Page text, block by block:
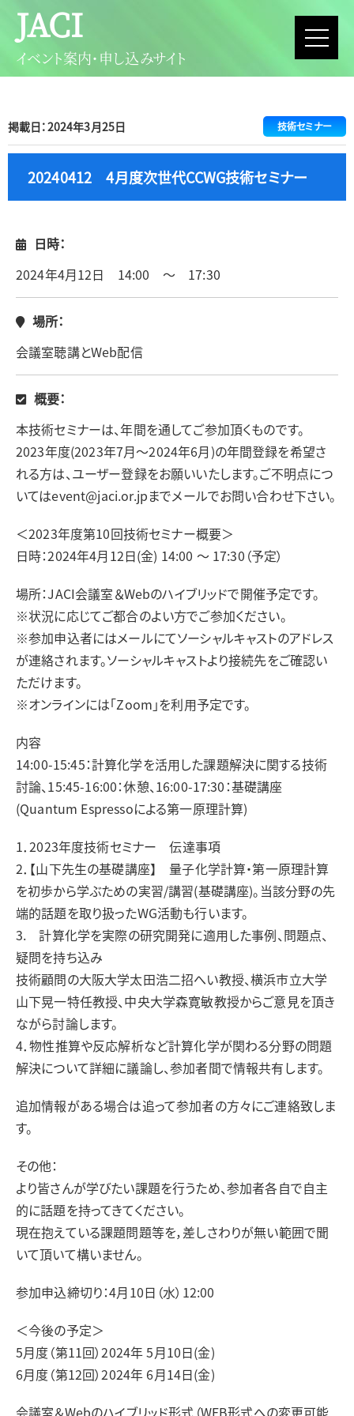
JACI
イベント案内・申し込みサイト
掲載日：2024年3月25日 技術セミナー
20240412 4月度次世代CCWG技術セミナー
日時：
2024年4月12日 14:00 ～ 17:30
場所：
会議室聴講とWeb配信
概要：
本技術セミナーは、年間を通してご参加頂くものです。
2023年度(2023年7月～2024年6月)の年間登録を希望さ
れる方は、ユーザー登録をお願いいたします。ご不明点につ
いてはevent@jaci.or.jpまでメールでお問い合わせ下さい。
＜2023年度第10回技術セミナー概要＞
日時：2024年4月12日(金) 14:00 ～ 17:30（予定）
場所：JACI会議室＆Webのハイブリッドで開催予定です。
※状況に応じてご都合のよい方でご参加ください。
※参加申込者にはメールにてソーシャルキャストのアドレス
が連絡されます。ソーシャルキャストより接続先をご確認い
ただけます。
※オンラインには「Zoom」を利用予定です。
内容
14:00-15:45：計算化学を活用した課題解決に関する技術
討論、15:45-16:00：休憩、16:00-17:30：基礎講座
(Quantum Espressoによる第一原理計算)
1．2023年度技術セミナー 伝達事項
2．【山下先生の基礎講座】 量子化学計算・第一原理計算
を初歩から学ぶための実習/講習(基礎講座)。当該分野の先
端的話題を取り扱ったWG活動も行います。
3. 計算化学を実際の研究開発に適用した事例、問題点、
疑問を持ち込み
技術顧問の大阪大学太田浩二招へい教授、横浜市立大学
山下晃一特任教授、中央大学森寛敏教授からご意見を頂き
ながら討論します。
4．物性推算や反応解析など計算化学が関わる分野の問題
解決について詳細に議論し、参加者間で情報共有します。
追加情報がある場合は追って参加者の方々にご連絡致しま
す。
その他：
より皆さんが学びたい課題を行うため、参加者各自で自主
的に話題を持ってきてください。
現在抱えている課題問題等を，差しさわりが無い範囲で聞
いて頂いて構いません。
参加申込締切り：4月10日（水）12:00
＜今後の予定＞
5月度（第11回）2024年 5月10日(金)
6月度（第12回）2024年 6月14日(金)
会議室＆Webのハイブリッド形式（WEB形式への変更可能